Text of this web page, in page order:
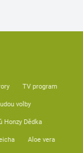
TV program
volby
Honzy Dědka
Aloe vera